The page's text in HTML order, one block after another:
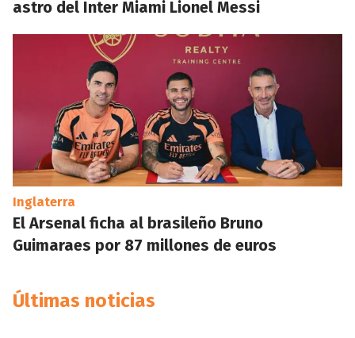
astro del Inter Miami Lionel Messi
Inglaterra
El Arsenal ficha al brasileño Bruno
Guimaraes por 87 millones de euros
Últimas noticias